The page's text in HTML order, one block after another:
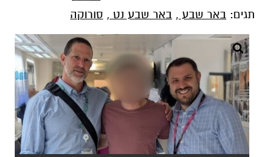
תגים: באר שבע , באר שבע נט , סורוקה